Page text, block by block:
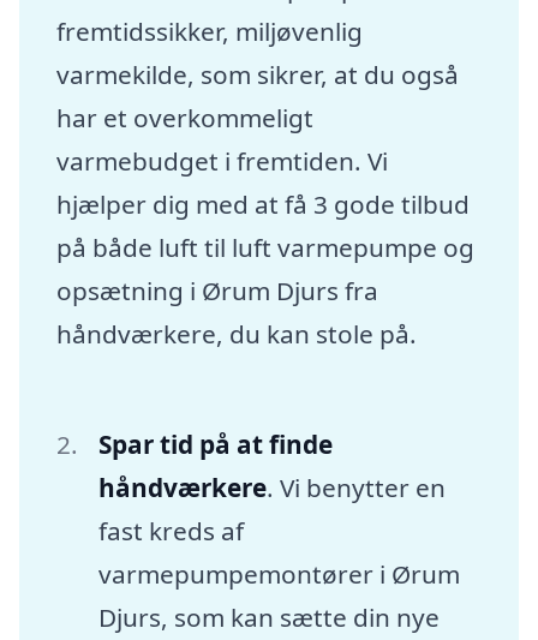
fremtidssikker, miljøvenlig
varmekilde, som sikrer, at du også
har et overkommeligt
varmebudget i fremtiden. Vi
hjælper dig med at få 3 gode tilbud
på både luft til luft varmepumpe og
opsætning i Ørum Djurs fra
håndværkere, du kan stole på.
Spar tid på at finde
håndværkere. Vi benytter en
fast kreds af
varmepumpemontører i Ørum
Djurs, som kan sætte din nye